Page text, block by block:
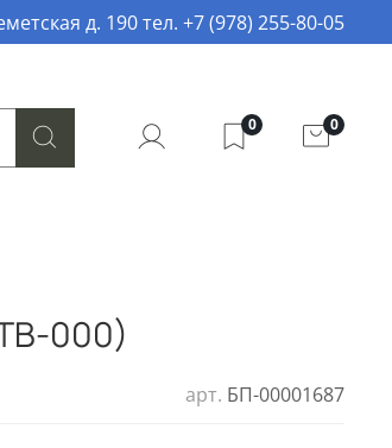
д. 190 тел. +7 (978) 255-80-05
0 0
000)
арт. БП-00001687